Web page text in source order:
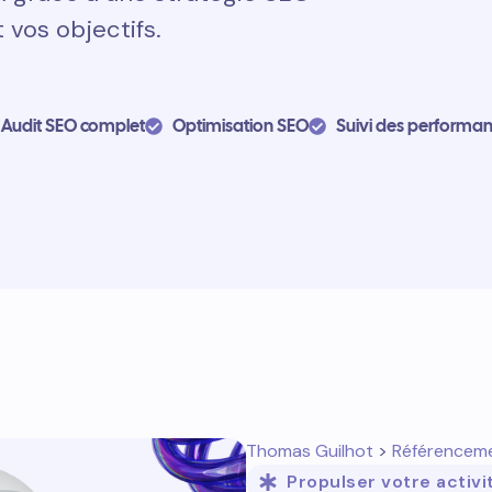
objectifs.
Audit SEO complet Optimisation SEO Suivi des
Thomas Guilhot >
Propulser votre